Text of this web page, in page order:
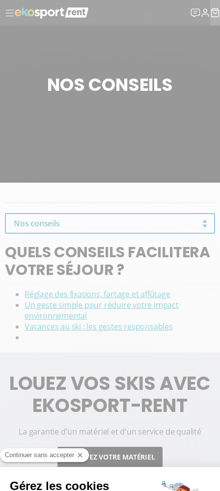
NOS CONSEILS
Nos conseils
QUELS CONSEILS FACILITERA
VOTRE SÉJOUR ?
Réglage des fixations, fartage et affûtage
Un geste simple pour réduire votre impact
environnemental
Vacances au ski : les gestes responsables
LOUEZ VOS SKIS AVEC
EKOSPORT-RENT
La garantie d'un matériel et d'un service de qualité
RÉSERVEZ VOTRE MATÉRIEL